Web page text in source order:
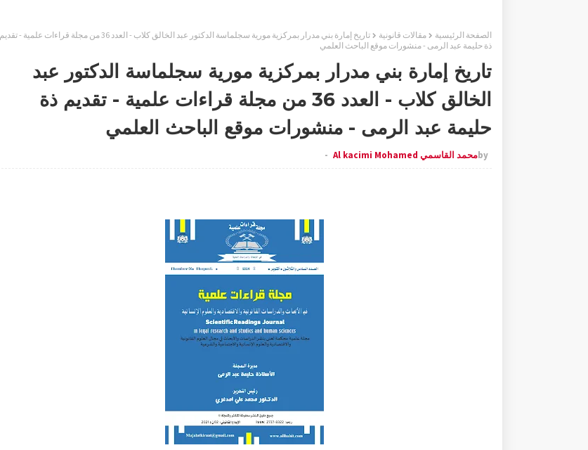
الصفحة الرئيسية مقالات قانونية
تاريخ إمارة بني مدرار بمركزية مورية سجلماسة الدكتور عبد الخالق كلاب - العدد 36 من مجلة قراءات علمية - تقديم
ذة حليمة عبد الرمى - منشورات موقع الباحث العلمي
تاريخ إمارة بني مدرار بمركزية مورية سجلماسة الدكتور عبد
الخالق كلاب - العدد 36 من مجلة قراءات علمية - تقديم ذة
حليمة عبد الرمى - منشورات موقع الباحث العلمي
byمحمد القاسمي Al kacimi Mohamed